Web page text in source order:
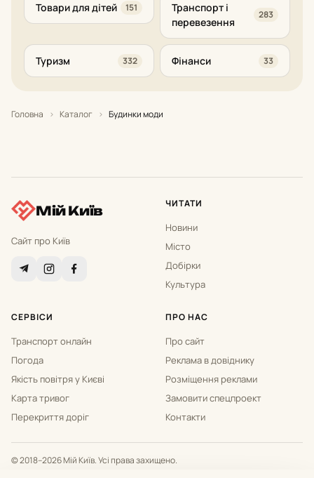
Товари для дітей 151
Транспорт і
перевезення
283
Туризм 332 Фінанси 33
Головна › Каталог › Будинки моди
Мій Київ
Сайт про Київ
ЧИТАТИ
Новини
Місто
Добірки
Культура
СЕРВІСИ
Транспорт онлайн
Погода
Якість повітря у Києві
Карта тривог
Перекриття доріг
ПРО НАС
Про сайт
Реклама в довіднику
Розміщення реклами
Замовити спецпроект
Контакти
© 2018–2026 Мій Київ. Усі права захищено.